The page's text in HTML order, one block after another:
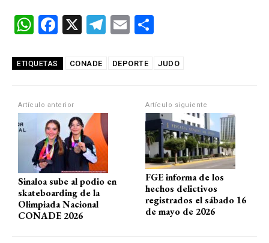
W
at
A
p
p
F
ce
o
o
k
X
T
e
m
E
ail m
ar
tir
ETIQUETAS CONADE DEPORTE JUDO
Artículo anterior
Sinaloa sube al podio en
skateboarding de la
Olimpiada Nacional
CONADE 2026
Artículo siguiente
FGE informa de los
hechos delictivos
registrados el sábado 16
de mayo de 2026